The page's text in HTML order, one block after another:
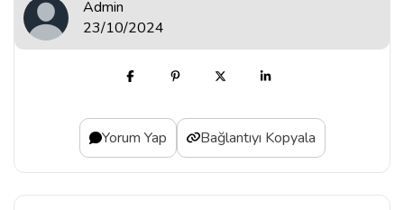
Admin
23/10/2024
Yorum Yap Bağlantıyı Kopyala